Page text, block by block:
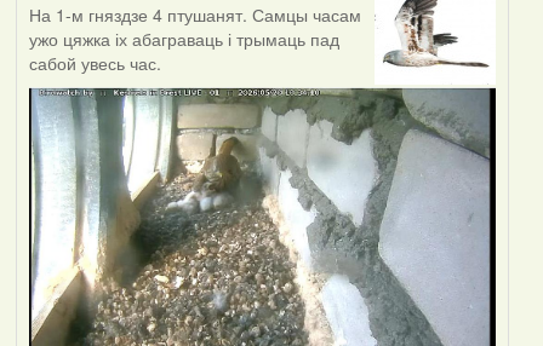
На 1-м гняздзе 4 птушанят. Самцы часам
ужо цяжка іх абаграваць і трымаць пад
сабой увесь час.